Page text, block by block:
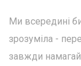
Ми всередині
зрозуміла -
завжди